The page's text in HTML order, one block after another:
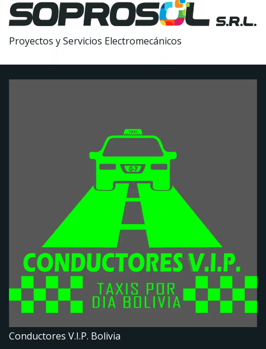
Proyectos y Servicios Electromecánicos
Conductores V.I.P. Bolivia